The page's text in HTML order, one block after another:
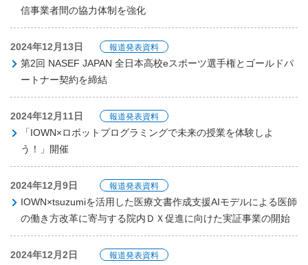
信事業者間の協力体制を強化
2024年12月13日 報道発表資料
第2回 NASEF JAPAN 全日本高校eスポーツ選手権とゴールドパ
ートナー契約を締結
2024年12月11日 報道発表資料
「IOWN×ロボットプログラミングで未来の授業を体験しよ
う！」開催
2024年12月9日 報道発表資料
IOWN×tsuzumiを活用した医療文書作成支援AIモデルによる医師
の働き方改革に寄与する院内ＤＸ促進に向けた実証事業の開始
2024年12月2日 報道発表資料